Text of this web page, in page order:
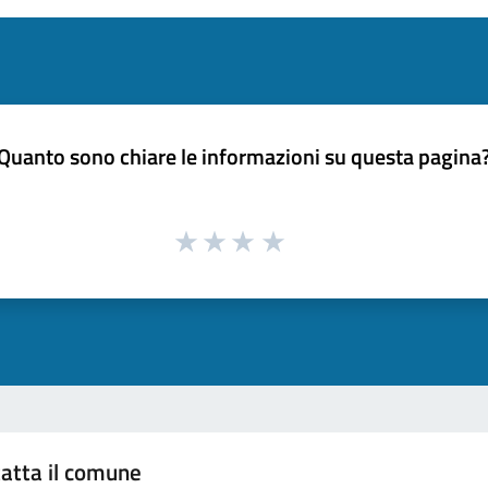
sono chiare le informazioni su questa
il comune